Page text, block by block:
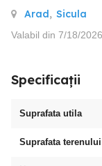
Arad, Sicula
Valabil din 7/18/
Specificații
Suprafata utila
Suprafata terenului